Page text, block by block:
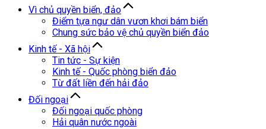
Vì chủ quyền biển, đảo
Điểm tựa ngư dân vươn khơi bám biển
Chung sức bảo vệ chủ quyền biển đảo
Kinh tế - Xã hội
Tin tức - Sự kiện
Kinh tế - Quốc phòng biển đảo
Từ đất liền đến hải đảo
Đối ngoại
Đối ngoại quốc phòng
Hải quân nước ngoài